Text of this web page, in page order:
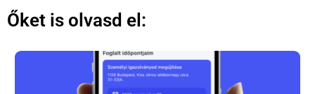
Őket is olvasd el: